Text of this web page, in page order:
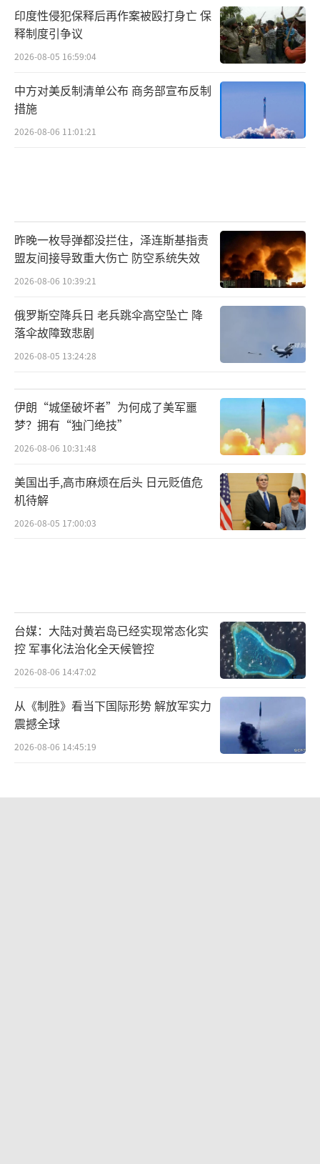
印度性侵犯保释后再作案被殴打身亡 保
释制度引争议
2026-08-05 16:59:04
中方对美反制清单公布 商务部宣布反制
措施
2026-08-06 11:01:21
昨晚一枚导弹都没拦住，泽连斯基指责
盟友间接导致重大伤亡 防空系统失效
2026-08-06 10:39:21
俄罗斯空降兵日 老兵跳伞高空坠亡 降
落伞故障致悲剧
2026-08-05 13:24:28
伊朗“城堡破坏者”为何成了美军噩
梦？拥有“独门绝技”
2026-08-06 10:31:48
美国出手,高市麻烦在后头 日元贬值危
机待解
2026-08-05 17:00:03
台媒：大陆对黄岩岛已经实现常态化实
控 军事化法治化全天候管控
2026-08-06 14:47:02
从《制胜》看当下国际形势 解放军实力
震撼全球
2026-08-06 14:45:19